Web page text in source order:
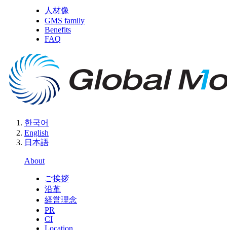
人材像
GMS family
Benefits
FAQ
한국어
English
日本語
About
ご挨拶
沿革
経営理念
PR
CI
Location